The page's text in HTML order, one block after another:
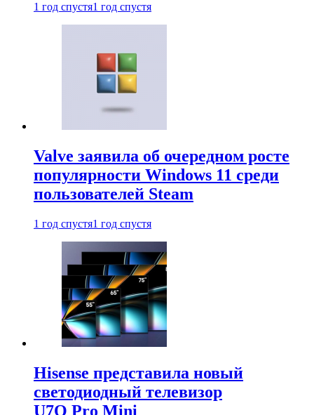
1 год спустя1 год спустя
Valve заявила об очередном росте
популярности Windows 11 среди
пользователей Steam
1 год спустя1 год спустя
Hisense представила новый
светодиодный телевизор
U7Q Pro Mini